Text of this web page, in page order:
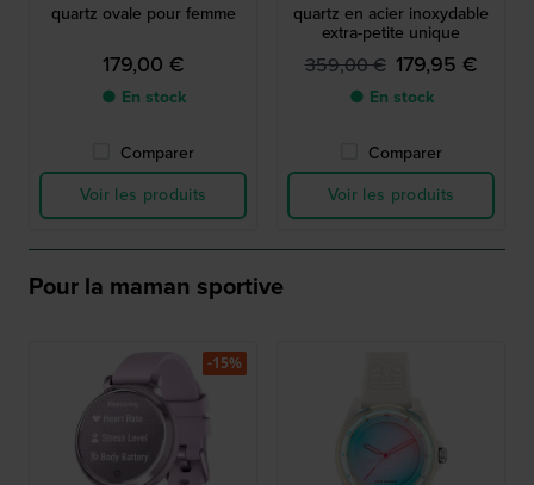
quartz ovale pour femme
179,00 €
● En stock
Comparer
Voir les produits
quartz en acier inoxydable
extra-petite unique
359,00 € 179,95 €
● En stock
Comparer
Voir les produits
Pour la maman sportive
-15%